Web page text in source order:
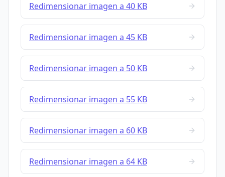
Redimensionar imagen a 40 KB
Redimensionar imagen a 45 KB
Redimensionar imagen a 50 KB
Redimensionar imagen a 55 KB
Redimensionar imagen a 60 KB
Redimensionar imagen a 64 KB